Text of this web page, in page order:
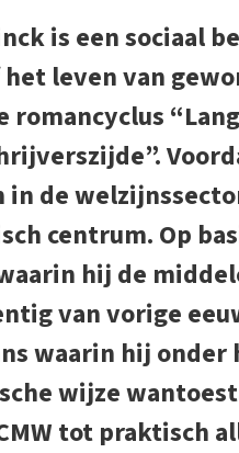
is een sociaal
leven van
romancyclus
in de
centrum. Op
hij de
van vorige
waarin hij
wijze
tot praktisch